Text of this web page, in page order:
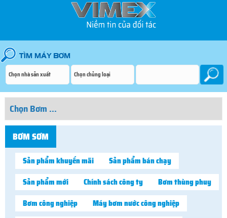
BƠM SƠM
Sản phẩm khuyến mãi
Sản phẩm bán chạy
Sản phẩm mới
Chính sách công ty
Bơm thùng phuy
Bơm công nghiệp
Máy bơm nước công nghiệp